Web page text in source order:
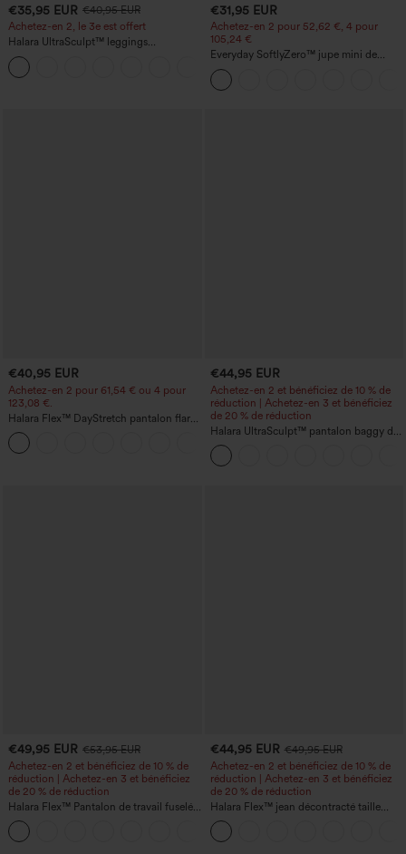
€35,95 EUR €40,95 EUR
Achetez-en 2, le 3e est offert
Halara UltraSculpt™ leggings
d'entraînement taille haute — fronces
liftantes pour le fessier, maintien gainant
du ventre et poche
€31,95 EUR
Achetez-en 2 pour 52,62 €, 4 pour
105,24 €
Everyday SoftlyZero™ jupe mini de
tennis aérée à pans croisés 2-en-1 avec
poche latérale et toucher frais - Lucid-
UPF50+
€40,95 EUR
Achetez-en 2 pour 61,54 € ou 4 pour
123,08 €.
Halara Flex™ DayStretch pantalon flare
de travail, taille mi-haute, poche latérale
zippée
€44,95 EUR
Achetez-en 2 et bénéficiez de 10 % de
réduction | Achetez-en 3 et bénéficiez
de 20 % de réduction
Halara UltraSculpt™ pantalon baggy de
yoga taille haute à effet gainant pour le
ventre, à rayures color block, avec
poches
€49,95 EUR €53,95 EUR
Achetez-en 2 et bénéficiez de 10 % de
réduction | Achetez-en 3 et bénéficiez
de 20 % de réduction
Halara Flex™ Pantalon de travail fuselé,
uni, taille haute, avec poches
€44,95 EUR €49,95 EUR
Achetez-en 2 et bénéficiez de 10 % de
réduction | Achetez-en 3 et bénéficiez
de 20 % de réduction
Halara Flex™ jean décontracté taille
haute, large, avec poches, ourlet
retroussé et effet délavé